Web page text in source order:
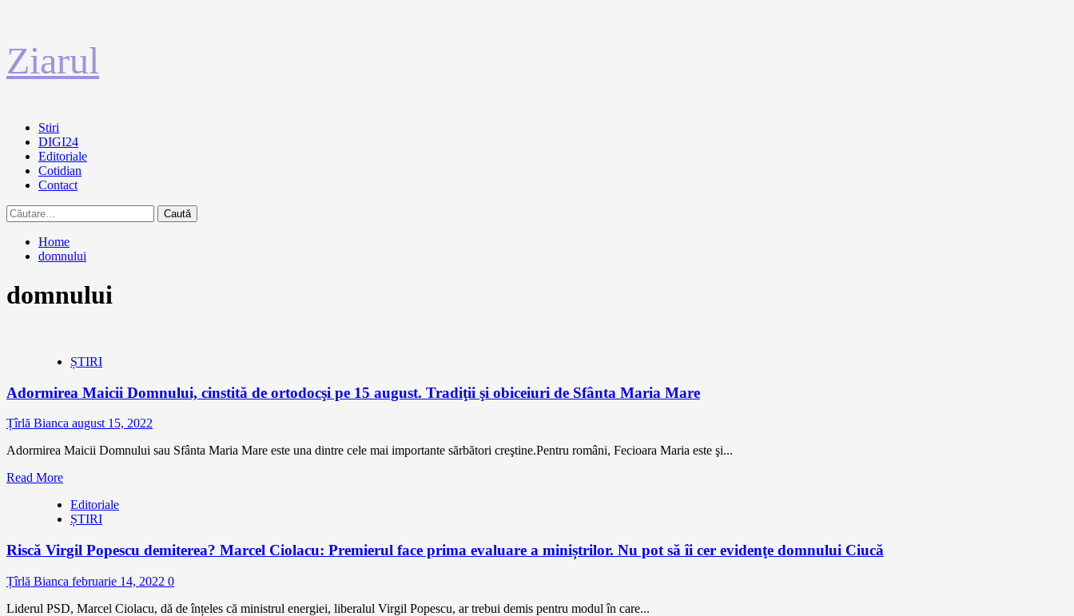
la
conținut
Ziarul
Primary
Menu
Stiri
DIGI24
Editoriale
Cotidian
Contact
Caută
după:
Home
domnului
domnului
ȘTIRI
Adormirea Maicii Domnului, cinstită de ortodocşi pe 15 august. Tradiţii şi obiceiuri de Sfânta Maria Mare
Țîrlă Bianca august 15, 2022
Adormirea Maicii Domnului sau Sfânta Maria Mare este una dintre cele mai importante sărbători creştine.Pentru români, Fecioara Maria este şi...
Read More
Editoriale
ȘTIRI
Riscă Virgil Popescu demiterea? Marcel Ciolacu: Premierul face prima evaluare a miniștrilor. Nu pot să îi cer evidenţe domnului Ciucă
Țîrlă Bianca februarie 14, 2022 0
Liderul PSD, Marcel Ciolacu, dă de înțeles că ministrul energiei, liberalul Virgil Popescu, ar trebui demis pentru modul în care...